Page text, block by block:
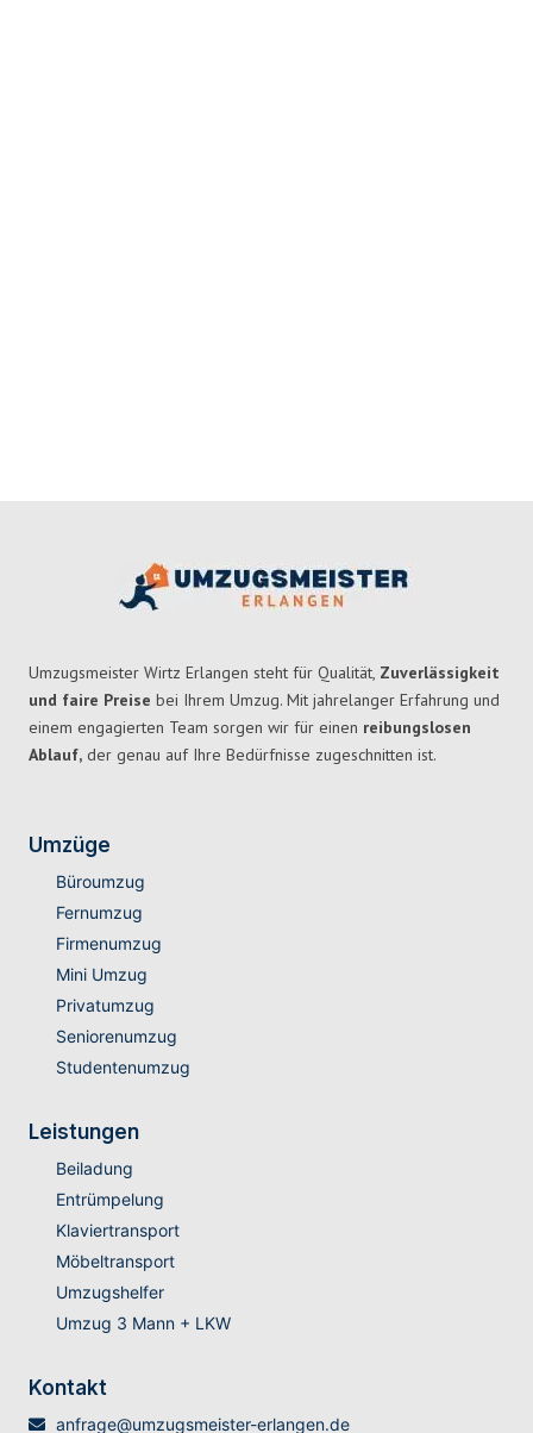
Umzugsmeister Wirtz Erlangen steht für Qualität, Zuverlässigkeit
und faire Preise bei Ihrem Umzug. Mit jahrelanger Erfahrung und
einem engagierten Team sorgen wir für einen reibungslosen
Ablauf, der genau auf Ihre Bedürfnisse zugeschnitten ist.
Umzüge
Büroumzug
Fernumzug
Firmenumzug
Mini Umzug
Privatumzug
Seniorenumzug
Studentenumzug
Leistungen
Beiladung
Entrümpelung
Klaviertransport
Möbeltransport
Umzugshelfer
Umzug 3 Mann + LKW
Kontakt
anfrage@umzugsmeister-erlangen.de